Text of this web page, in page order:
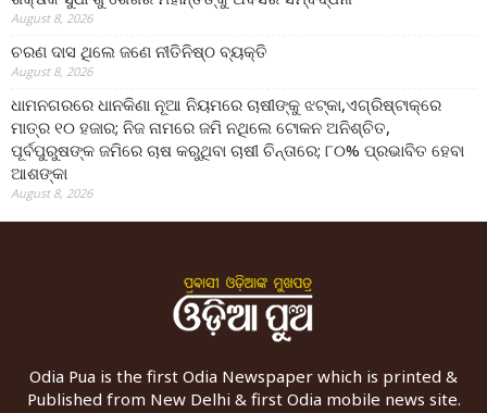
August 8, 2026
ଚରଣ ଦାସ ଥିଲେ ଜଣେ ନୀତିନିଷ୍ଠ ବ୍ୟକ୍ତି
August 8, 2026
ଧାମନଗରରେ ଧାନକିଣା ନୂଆ ନିୟମରେ ଚାଷୀଙ୍କୁ ଝଟ୍‌କା,ଏଗ୍ରିଷ୍ଟାକ୍‌ରେ
ମାତ୍ର ୧୦ ହଜାର; ନିଜ ନାମରେ ଜମି ନଥିଲେ ଟୋକନ ଅନିଶ୍ଚିତ,
ପୂର୍ବପୁରୁଷଙ୍କ ଜମିରେ ଚାଷ କରୁଥିବା ଚାଷୀ ଚିନ୍ତାରେ; ୮୦% ପ୍ରଭାବିତ ହେବା
ଆଶଙ୍କା
August 8, 2026
Odia Pua is the first Odia Newspaper which is printed &
Published from New Delhi & first Odia mobile news site.